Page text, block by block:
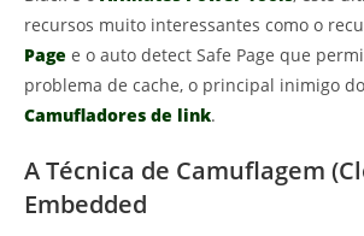
recursos muito interessantes como o
Page e o auto detect Safe Page que
problema de cache, o principal inimigo
Camufladores de link.
A Técnica de Camuflagem
Embedded